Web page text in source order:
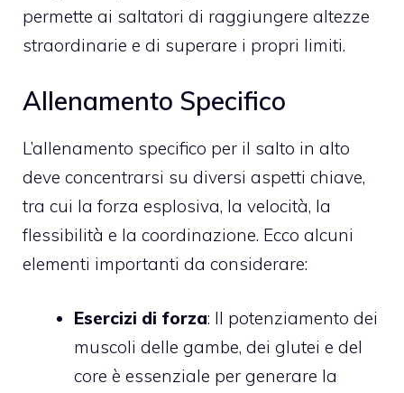
permette ai saltatori di raggiungere altezze
straordinarie e di superare i propri limiti.
Allenamento Specifico
L’allenamento specifico per il salto in alto
deve concentrarsi su diversi aspetti chiave,
tra cui la forza esplosiva, la velocità, la
flessibilità e la coordinazione. Ecco alcuni
elementi importanti da considerare:
Esercizi di forza: Il potenziamento dei
muscoli delle gambe, dei glutei e del
core è essenziale per generare la